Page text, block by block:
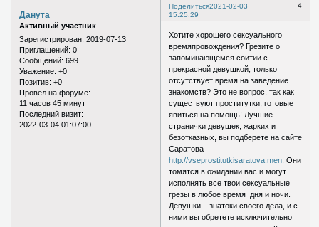
Поделиться 4
2021-02-03
15:25:29
Данута
Активный участник
Зарегистрирован: 2019-07-13
Приглашений: 0
Сообщений: 699
Уважение: +0
Позитив: +0
Провел на форуме:
11 часов 45 минут
Последний визит:
2022-03-04 01:07:00
Хотите хорошего сексуального
времяпровождения? Грезите о
запоминающемся соитии с
прекрасной девушкой, только
отсутствует время на заведение
знакомств? Это не вопрос, так как
существуют проститутки, готовые
явиться на помощь! Лучшие
странички девушек, жарких и
безотказных, вы подберете на сайте
Саратова
http://vseprostitutkisaratova.men . Они
томятся в ожидании вас и могут
исполнять все твои сексуальные
грезы в любое время дня и ночи.
Девушки – знатоки своего дела, и с
ними вы обретете исключительно